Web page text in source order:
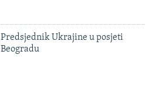
Predsjednik Ukrajine u posjeti
Beogradu